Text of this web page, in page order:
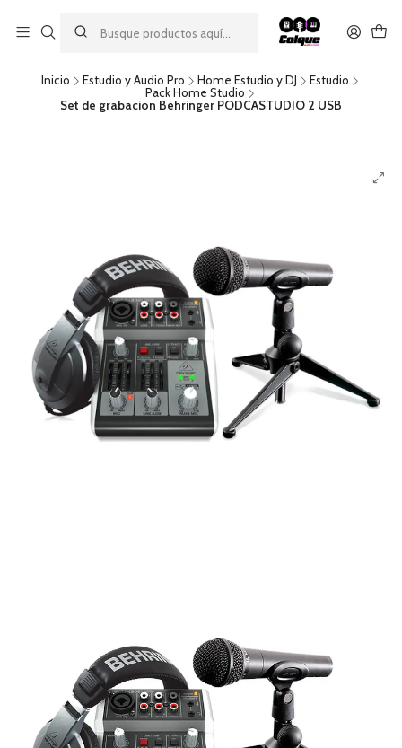
descuento por pago con transferencia bancaria
por una compra mínima de $49.990. Este descuento no es
acumulable a otras promociones ni aplicable a gastos de envío.
Inicio Estudio y Audio Pro Home Estudio y DJ
Estudio
Pack Home Studio
Set de grabacion Behringer PODCASTUDIO 2 USB